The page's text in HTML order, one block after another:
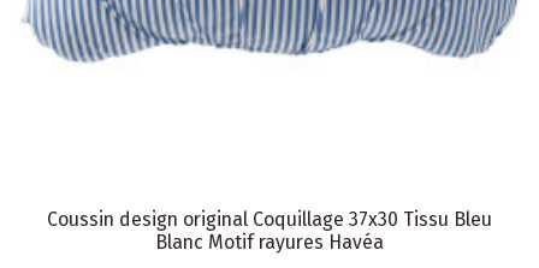
Coussin design original Coquillage 37x30 Tissu Bleu
Blanc Motif rayures Havéa